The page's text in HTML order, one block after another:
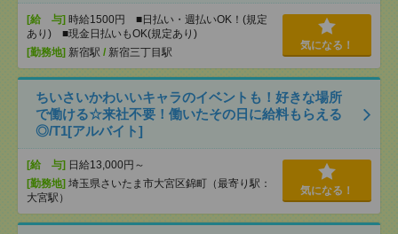
[給 与] 時給1500円 ■日払い・週払いOK！(規定
あり) ■現金日払いもOK(規定あり)
[勤務地] 新宿駅 / 新宿三丁目駅
気になる！
ちいさいかわいいキャラのイベントも！好きな場所
で働ける☆来社不要！働いたその日に給料もらえる
◎/T1[アルバイト]
[給 与] 日給13,000円～
[勤務地] 埼玉県さいたま市大宮区錦町（最寄り駅：
大宮駅）
気になる！